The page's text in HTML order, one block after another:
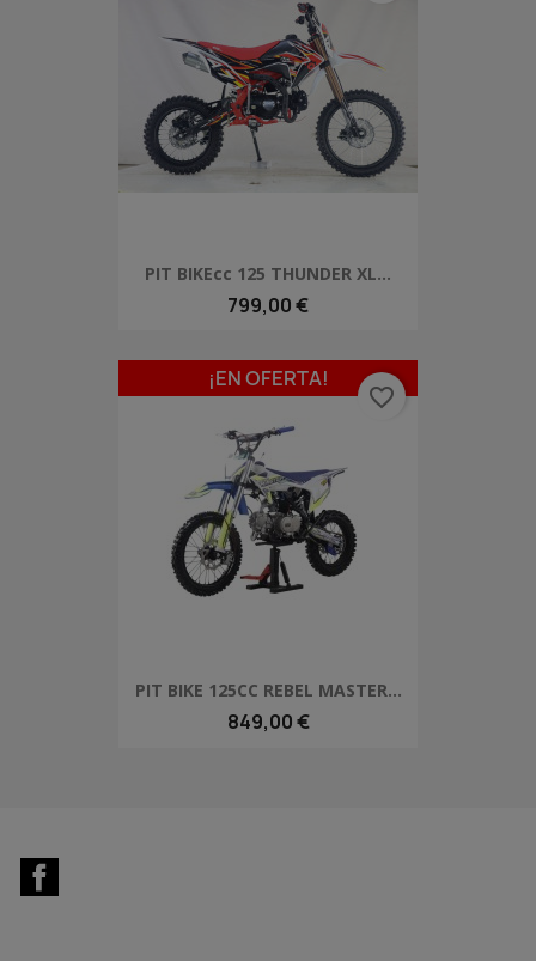
PIT BIKEcc 125 THUNDER XL...
799,00 €
PIT BIKE 125CC REBEL MASTER...
849,00 €
¡EN OFERTA!
favorite_border